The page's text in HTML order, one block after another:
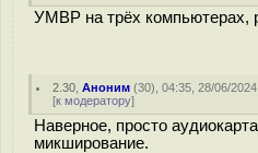
УМВР на трёх компьютерах,
2.30 ,Аноним (30), 04:35, 28/06/
[к модератору]
Наверное, просто
микширование.